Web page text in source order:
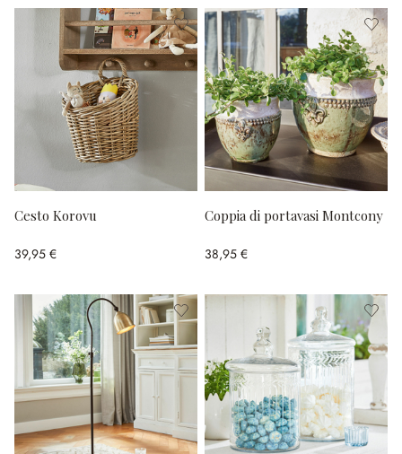
Cesto Korovu
39,95 €
Coppia di portavasi Montcony
38,95 €